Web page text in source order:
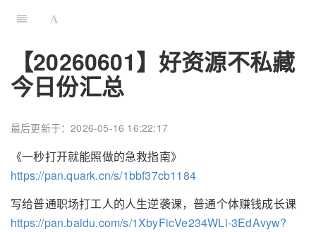
【20260601】好资源不私藏
今日份汇总
最后更新于：2026-05-16 16:22:17
《一秒打开就能照做的急救指南》
https://pan.quark.cn/s/1bbf37cb1184
写给普通职场打工人的人生逆袭课，普通个体赚钱成长课
https://pan.baidu.com/s/1XbyFicVe234WLl-3EdAvyw?